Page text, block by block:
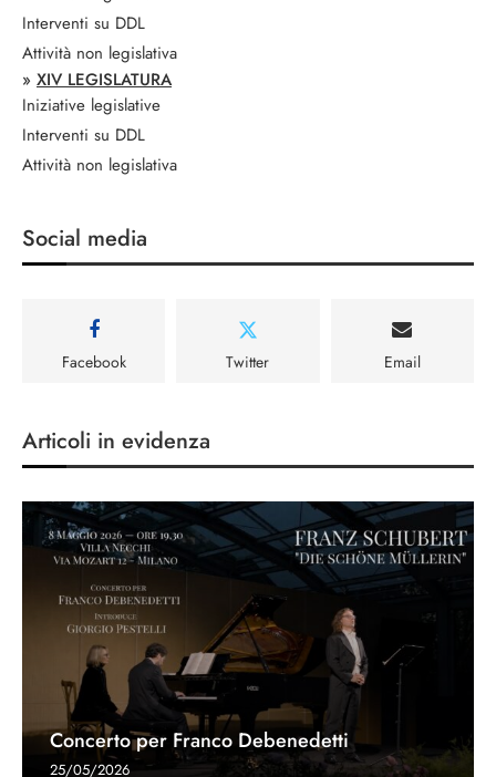
Iniziative legislative
Interventi su DDL
Attività non legislativa
Social media
Facebook Twitter Email
Articoli in evidenza
Concerto per Franco Debenedetti
25/05/2026
Ultimi articoli